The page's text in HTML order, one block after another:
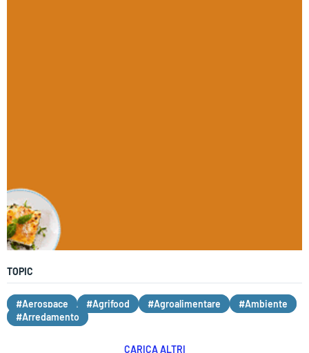
TOPIC
#Aerospace #Agrifood #Agroalimentare
#Ambiente
#Arredamento
CARICA ALTRI